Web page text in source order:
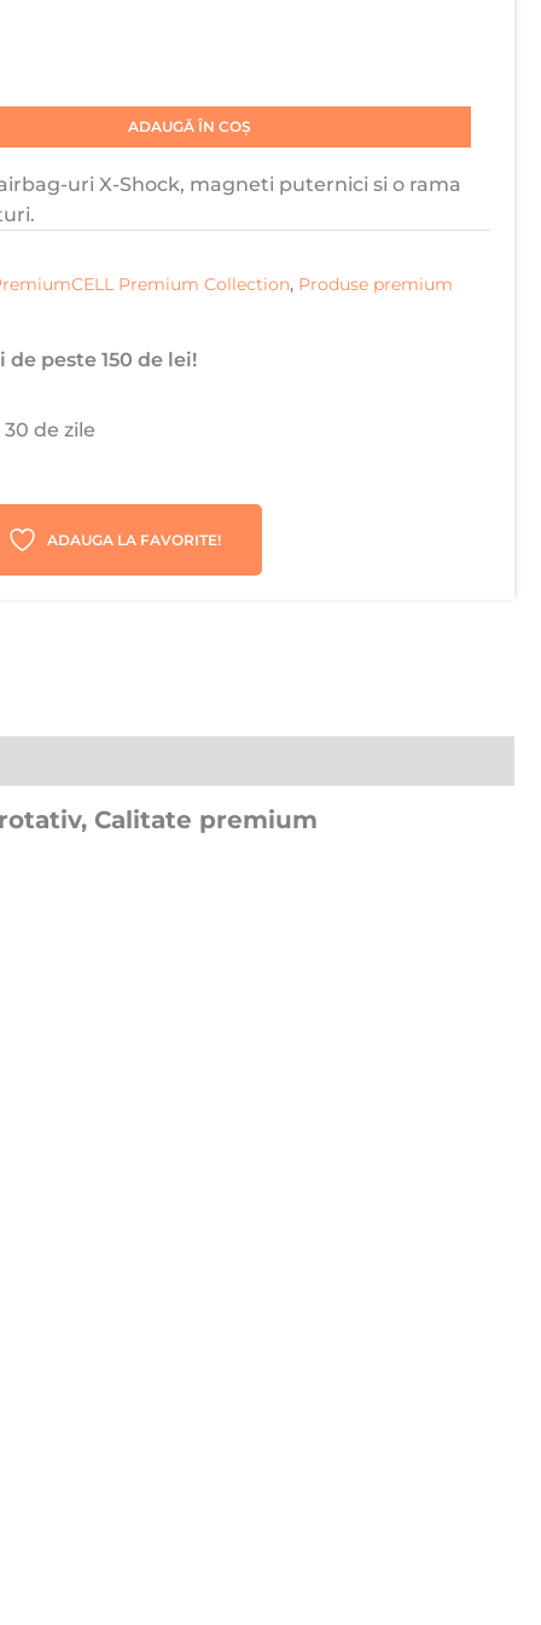
ADAUGĂ ÎN COȘ
uri X-Shock, magneti puternici si o rama
Premium Collection, Produse premium
peste 150 de lei!
de zile
ADAUGA LA FAVORITE!
Calitate premium